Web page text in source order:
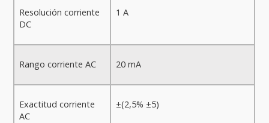
Resolución corriente
DC
1 A
Rango corriente AC 20 mA
Exactitud corriente
AC
±(2,5% ±5)